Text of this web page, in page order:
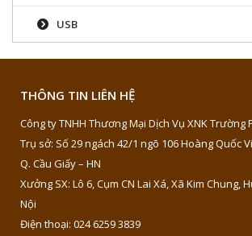
USB
THÔNG TIN LIÊN HỆ
Công ty TNHH Thương Mại Dịch Vụ XNK Trường
Trụ sở: Số 29 ngách 42/1 ngõ 106 Hoàng Quốc
Q. Cầu Giấy – HN
Xưởng SX: Lô 6, Cụm CN Lai Xá, Xã Kim Chung,
Nội
Điện thoại: 024 6259 3839